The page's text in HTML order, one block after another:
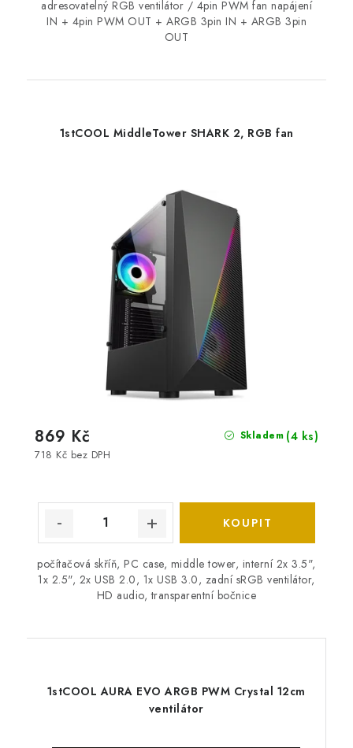
adresovatelný RGB ventilátor / 4pin PWM fan napájení
IN + 4pin PWM OUT + ARGB 3pin IN + ARGB 3pin
OUT
1stCOOL MiddleTower SHARK 2, RGB fan
Skladem (4 ks)
718 Kč bez DPH
869 Kč
počítačová skříň, PC case, middle tower, interní 2x 3.5",
1x 2.5", 2x USB 2.0, 1x USB 3.0, zadní sRGB ventilátor,
HD audio, transparentní bočnice
1stCOOL AURA EVO ARGB PWM Crystal 12cm
ventilátor